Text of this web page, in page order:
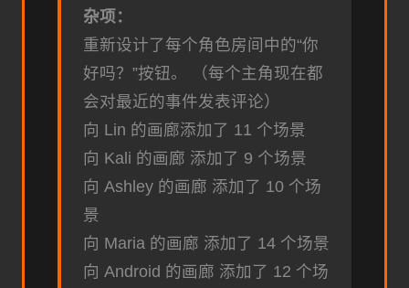
杂项：
重新设计了每个角色房间中的“你
好吗？”按钮。 （每个主角现在都
会对最近的事件发表评论）
向 Lin 的画廊添加了 11 个场景
向 Kali 的画廊 添加了 9 个场景
向 Ashley 的画廊 添加了 10 个场
景
向 Maria 的画廊 添加了 14 个场景
向 Android 的画廊 添加了 12 个场